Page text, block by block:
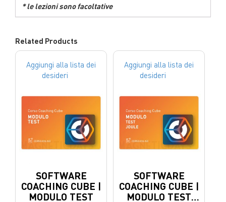
* le lezioni sono facoltative
Related Products
Aggiungi alla lista dei
desideri
SOFTWARE
COACHING CUBE |
MODULO TEST
Aggiungi alla lista dei
desideri
SOFTWARE
COACHING CUBE |
MODULO TEST